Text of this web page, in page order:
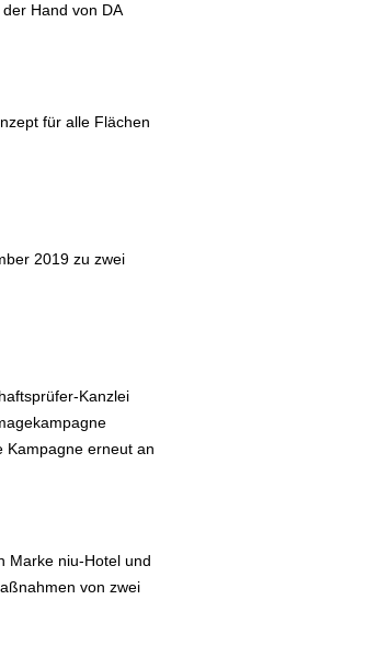
Hand von DA
für alle Flächen
2019 zu zwei
Kanzlei
Kampagne erneut an
Marke niu-Hotel und
von zwei